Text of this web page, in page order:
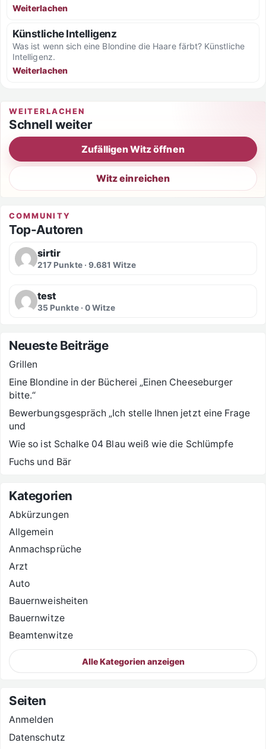
Weiterlachen
Künstliche Intelligenz
Was ist wenn sich eine Blondine die Haare färbt? Künstliche
Intelligenz.
Weiterlachen
WEITERLACHEN
Schnell weiter
Zufälligen Witz öffnen
Witz einreichen
COMMUNITY
Top-Autoren
sirtir
217 Punkte · 9.681 Witze
test
35 Punkte · 0 Witze
Neueste Beiträge
Grillen
Eine Blondine in der Bücherei „Einen Cheeseburger
bitte.“
Bewerbungsgespräch „Ich stelle Ihnen jetzt eine Frage
und
Wie so ist Schalke 04 Blau weiß wie die Schlümpfe
Fuchs und Bär
Kategorien
Abkürzungen
Allgemein
Anmachsprüche
Arzt
Auto
Bauernweisheiten
Bauernwitze
Beamtenwitze
Alle Kategorien anzeigen
Seiten
Anmelden
Datenschutz